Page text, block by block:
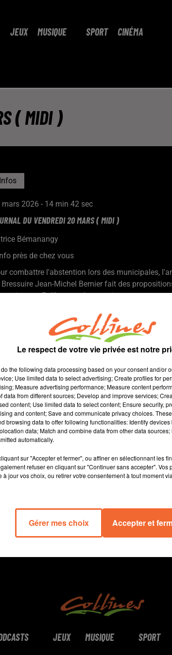
JEUX MUSIQUE SPORT CINÉMA
( MIDI )
Infos
mars 2026 - 14 min 42 sec
DU VENDREDI 20 MARS ( MIDI )
Bémanangy
près de chez vous
combattre l'abstention lors des municipales,
Bressuire Jean-Michel Bernier fait des
au Préfet et parlementaires.
parti pour la 76ème foire exposition de
cette année de l'Italie et une première
Bodin fraichement élue à la tête de BBA
des années 80, la salle omnisports Sainte-
avait besoin d'une réhabilitation inaugurée
de semaine ( photo ).
Générale du Civam du Haut Bocage en
avec toujours ce même leitmotiv : la
durable.
l'ouverture du salon des vins 2026 de
concours géant qui va décerner des médailles
demain ... déterminant pour leur
JEUX MUSIQUE SPORT
Le respect de votre vie privée est notre
do the following data processing based on your consent and/or
Use limited data to select advertising; Create profiles for
Measure advertising performance; Measure content
data from different sources; Develop and improve services;
content; Use limited data to select content; Ensure security,
and content; Save and communicate privacy choices.
browsing data to offer following functionalities: Identify
data; Match and combine data from other data
automatically.
sur "Accepter et fermer", ou affiner en sélectionnant les
refuser en cliquant sur "Continuer sans accepter".
à jour vos choix, ou retirer votre consentement à tout moment
Gérer mes choix Accepter et